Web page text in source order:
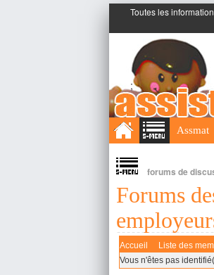
Toutes les
;
Assmat
forums de
Forums
Accueil Liste des
Vous n'êtes pas